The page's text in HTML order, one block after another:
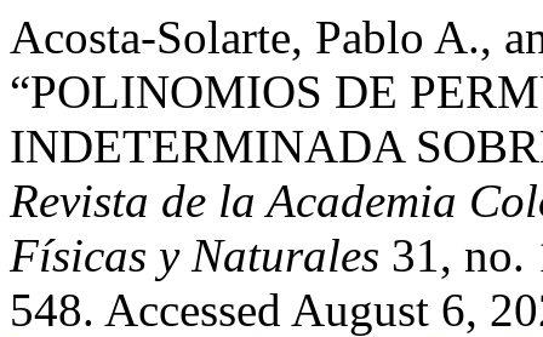
Acosta-Solarte, Pablo A.,
“POLINOMIOS DE
INDETERMINADA
Revista de la Academia
Físicas y Naturales 31, no.
548. Accessed August 6,